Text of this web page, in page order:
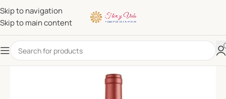
Skip to navigation
Skip to main content